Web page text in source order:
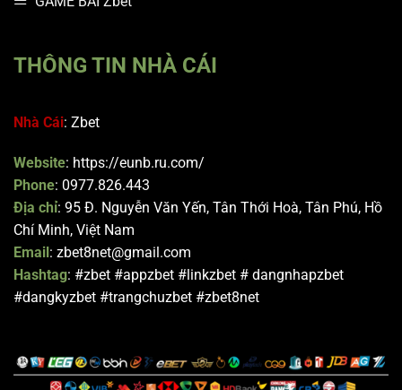
THÔNG TIN NHÀ CÁI
Nhà Cái: Zbet
Website: https://eunb.ru.com/
Phone: 0977.826.443
Địa chỉ: 95 Đ. Nguyễn Văn Yến, Tân Thới Hoà, Tân Phú, Hồ
Chí Minh, Việt Nam
Email : zbet8net@gmail.com
Hashtag: #zbet #appzbet #linkzbet # dangnhapzbet
#dangkyzbet #trangchuzbet #zbet8net